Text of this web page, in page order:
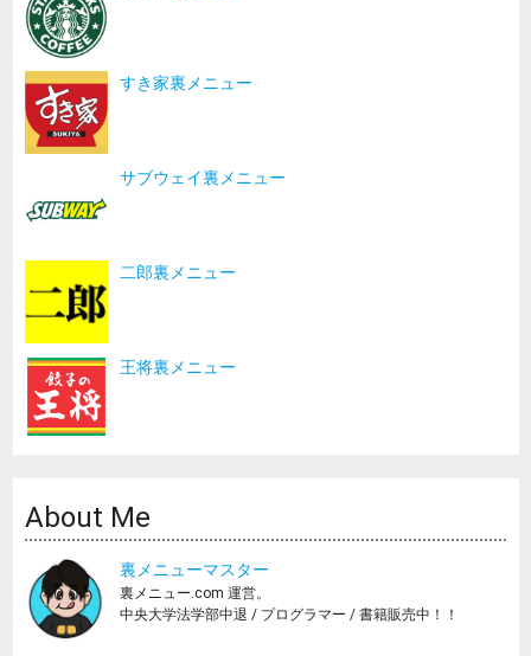
すき家裏メニュー
サブウェイ裏メニュー
二郎裏メニュー
王将裏メニュー
About Me
裏メニューマスター
裏メニュー.com 運営。
中央大学法学部中退 / プログラマー / 書籍販売中！！